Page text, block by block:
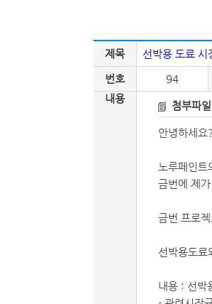
제목 선박용 도료 시
번호 94
내용
첨부파
안녕하세요?
노루페인트
금번에 제
금번 프로
선박용도료
내용 : 선박